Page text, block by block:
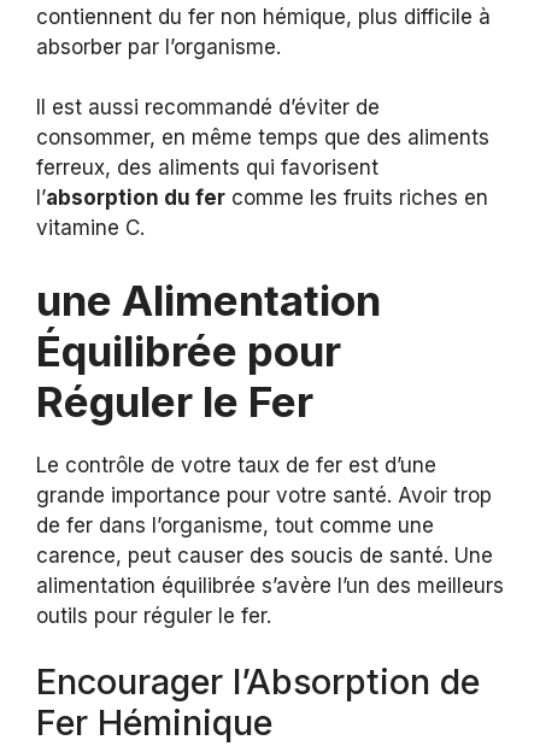
contiennent du fer non hémique, plus difficile à
absorber par l’organisme.
Il est aussi recommandé d’éviter de
consommer, en même temps que des aliments
ferreux, des aliments qui favorisent
l’absorption du fer comme les fruits riches en
vitamine C.
une Alimentation
Équilibrée pour
Réguler le Fer
Le contrôle de votre taux de fer est d’une
grande importance pour votre santé. Avoir trop
de fer dans l’organisme, tout comme une
carence, peut causer des soucis de santé. Une
alimentation équilibrée s’avère l’un des meilleurs
outils pour réguler le fer.
Encourager l’Absorption de
Fer Héminique